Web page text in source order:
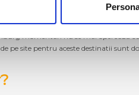
momentan nu se mai operează
pe site pentru aceste destinatii sunt